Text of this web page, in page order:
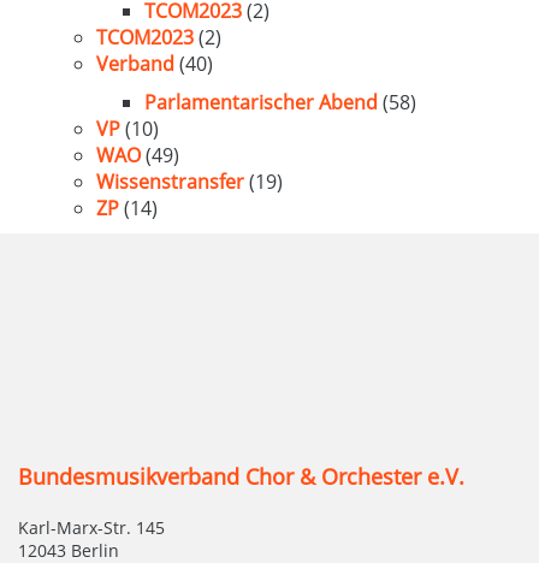
TCOM2023(2)
TCOM2023(2)
Verband (40)
Parlamentarischer Abend (58)
VP(10)
WAO(49)
Wissenstransfer(19)
ZP(14)
Bundesmusikverband Chor & Orchester e.V.
Karl-Marx-Str. 145
12043 Berlin